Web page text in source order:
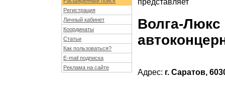
Регистрация
Личный кабинет
Координаты
Статьи
Как пользоваться?
E-mail подписка
Реклама на сайте
Волга-Люкс
Адрес: г. Саратов,